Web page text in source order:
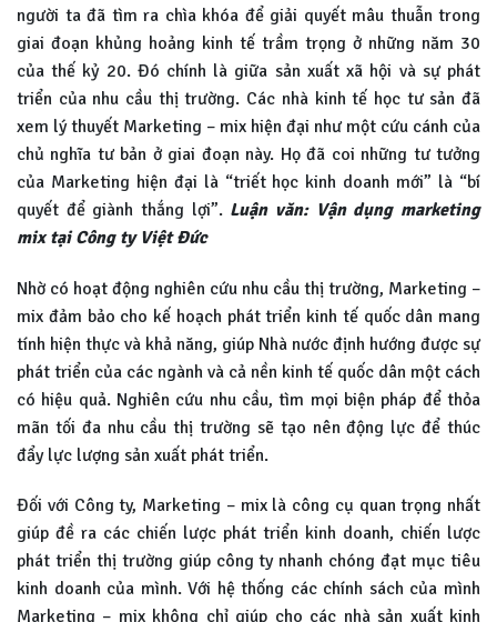
người ta đã tìm ra chìa khóa để giải quyết mâu thuẫn trong
giai đoạn khủng hoảng kinh tế trầm trọng ở những năm 30
của thế kỷ 20. Đó chính là giữa sản xuất xã hội và sự phát
triển của nhu cầu thị trường. Các nhà kinh tế học tư sản đã
xem lý thuyết Marketing – mix hiện đại như một cứu cánh của
chủ nghĩa tư bản ở giai đoạn này. Họ đã coi những tư tưởng
của Marketing hiện đại là “triết học kinh doanh mới” là “bí
quyết để giành thắng lợi”. Luận văn: Vận dụng marketing
mix tại Công ty Việt Đức
Nhờ có hoạt động nghiên cứu nhu cầu thị trường, Marketing –
mix đảm bảo cho kế hoạch phát triển kinh tế quốc dân mang
tính hiện thực và khả năng, giúp Nhà nước định hướng được sự
phát triển của các ngành và cả nền kinh tế quốc dân một cách
có hiệu quả. Nghiên cứu nhu cầu, tìm mọi biện pháp để thỏa
mãn tối đa nhu cầu thị trường sẽ tạo nên động lực để thúc
đẩy lực lượng sản xuất phát triển.
Đối với Công ty, Marketing – mix là công cụ quan trọng nhất
giúp đề ra các chiến lược phát triển kinh doanh, chiến lược
phát triển thị trường giúp công ty nhanh chóng đạt mục tiêu
kinh doanh của mình. Với hệ thống các chính sách của mình
Marketing – mix không chỉ giúp cho các nhà sản xuất kinh